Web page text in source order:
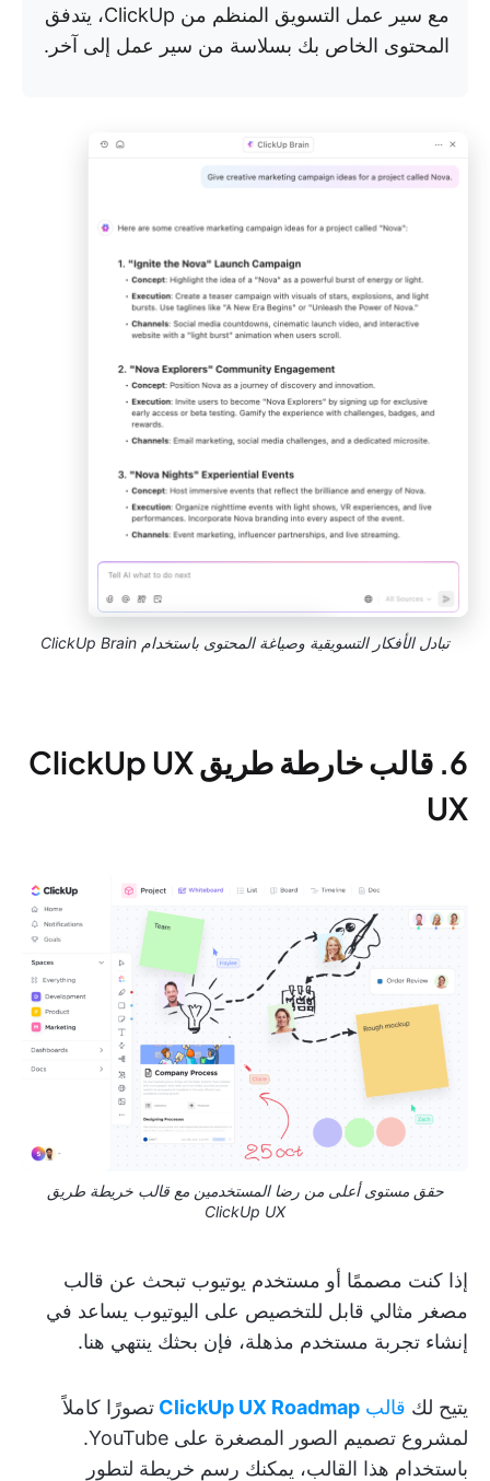
مع سير عمل التسويق المنظم من ClickUp، يتدفق
المحتوى الخاص بك بسلاسة من سير عمل إلى آخر.
تبادل الأفكار التسويقية وصياغة المحتوى باستخدام ClickUp Brain
6. قالب خارطة طريق ClickUp UX
UX
حقق مستوى أعلى من رضا المستخدمين مع قالب خريطة طريق
ClickUp UX
إذا كنت مصممًا أو مستخدم يوتيوب تبحث عن قالب
مصغر مثالي قابل للتخصيص على اليوتيوب يساعد في
إنشاء تجربة مستخدم مذهلة، فإن بحثك ينتهي هنا.
يتيح لك قالب ClickUp UX Roadmap تصورًا كاملاً
لمشروع تصميم الصور المصغرة على YouTube.
باستخدام هذا القالب، يمكنك رسم خريطة لتطور